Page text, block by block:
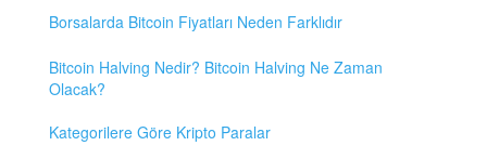
Borsalarda Bitcoin Fiyatları Neden Farklıdır
Bitcoin Halving Nedir? Bitcoin Halving Ne Zaman
Olacak?
Kategorilere Göre Kripto Paralar